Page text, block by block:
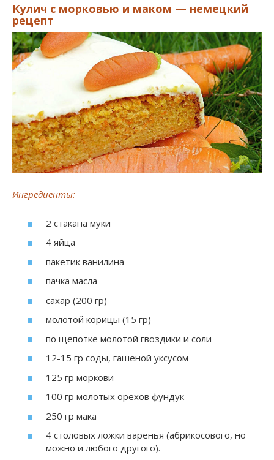
Кулич с морковью и маком — немецкий
рецепт
Ингредиенты:
2 стакана муки
4 яйца
пакетик ванилина
пачка масла
сахар (200 гр)
молотой корицы (15 гр)
по щепотке молотой гвоздики и соли
12-15 гр соды, гашеной уксусом
125 гр моркови
100 гр молотых орехов фундук
250 гр мака
4 столовых ложки варенья (абрикосового, но
можно и любого другого).